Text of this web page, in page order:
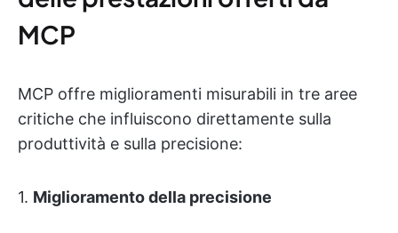
MCP
MCP offre miglioramenti misurabili in tre aree
critiche che influiscono direttamente sulla
produttività e sulla precisione:
1. Miglioramento della precisione